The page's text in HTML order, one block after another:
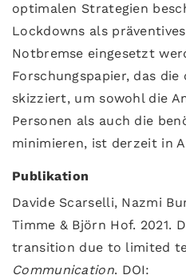
optimalen Strategien
Lockdowns als
Notbremse eingesetzt
Forschungspapier, das
skizziert, um sowohl die
Personen als auch die
minimieren, ist derzeit in
Publikation
Davide Scarselli, Nazmi
Timme & Björn Hof. 2021.
transition due to limited
Communication. DOI: